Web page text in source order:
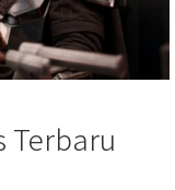
Terbaru